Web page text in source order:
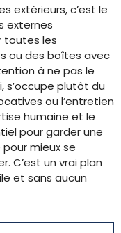
extérieurs, c’est le
externes
toutes les
ou des boîtes avec
à ne pas le
s’occupe plutôt du
ou l’entretien
humaine et le
pour garder une
mieux se
C’est un vrai plan
et sans aucun